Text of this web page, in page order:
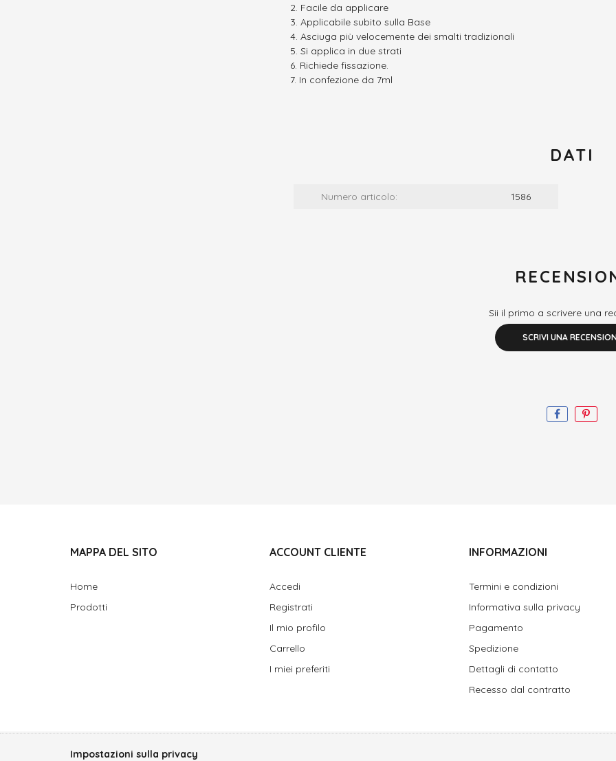
Facile da applicare
Applicabile subito sulla Base
Asciuga più velocemente dei smalti tradizionali
Si applica in due strati
Richiede fissazione.
In confezione da 7ml
DATI
Numero articolo: 1586
Sii il primo a scrivere una
SCRIVI UNA
MAPPA DEL SITO
Home
Prodotti
ACCOUNT CLIENTE
Accedi
Registrati
Il mio profilo
Carrello
I miei preferiti
INFORMAZIONI
Termini e condizioni
Informativa sulla privacy
Pagamento
Spedizione
Dettagli di contatto
Recesso dal contratto
Impostazioni sulla privacy